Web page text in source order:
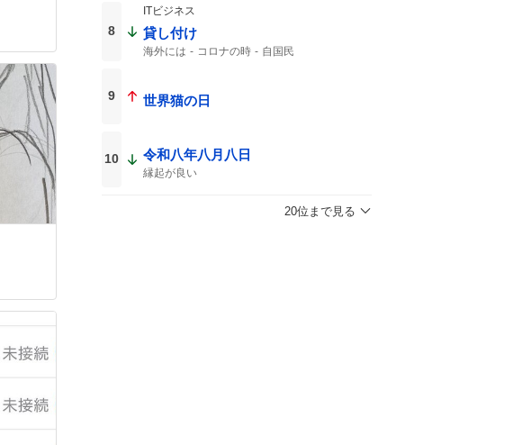
8
ITビジネス
貸し付け
海外には コロナの時 自国民
9 世界猫の日
10 令和八年八月八日
縁起が良い
20位まで見る